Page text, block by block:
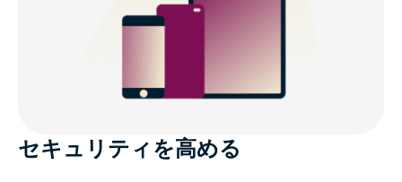
セキュリティを高める